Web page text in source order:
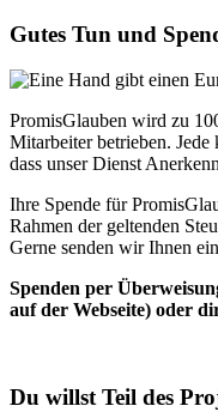
Gutes Tun und
PromisGlauben wird zu
Mitarbeiter betrieben.
dass unser Dienst
Ihre Spende für
Rahmen der geltenden
Gerne senden wir Ihnen
Spenden per
auf der Webseite) oder
Du willst Teil des